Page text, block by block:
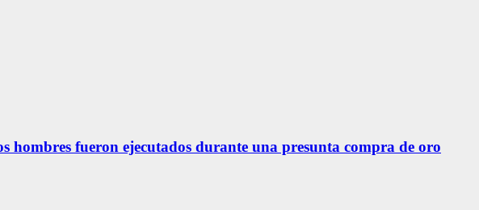
hombres fueron ejecutados durante una presunta compra de oro